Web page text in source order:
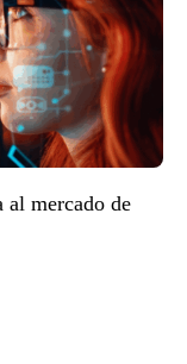
al mercado de